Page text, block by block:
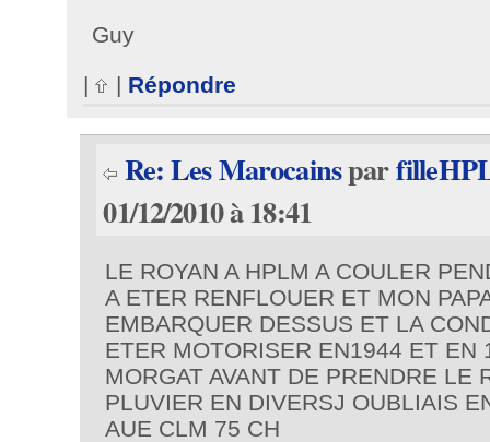
Guy
|
| Répondre
Re: Les Marocainspar
01/12/2010 à 18:41
LE ROYAN A HPLM A COULER
A ETER RENFLOUER ET MON
EMBARQUER DESSUS ET LA
ETER MOTORISER EN1944 ET EN
MORGAT AVANT DE PRENDRE LE
PLUVIER EN DIVERSJ OUBLIAIS
AUE CLM 75 CH